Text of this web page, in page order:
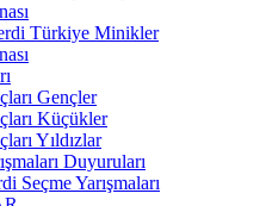
Türkiye Minikler
Gençler
Küçükler
Yıldızlar
Duyuruları
Seçme Yarışmaları